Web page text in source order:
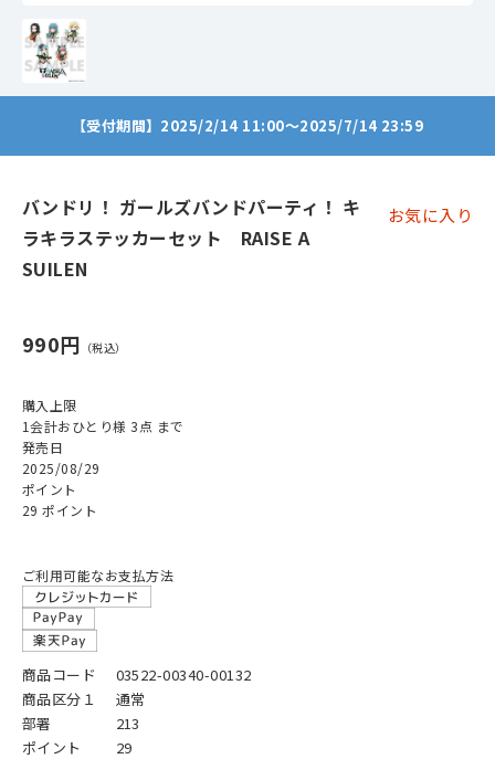
【受付期間】2025/2/14 11:00～2025/7/14 23:59
バンドリ！ ガールズバンドパーティ！ キ
ラキラステッカーセット RAISE A
SUILEN
お気に入り
990円
購入上限
1会計おひとり様 3点 まで
発売日
2025/08/29
ポイント
29 ポイント
ご利用可能なお支払方法
商品コード
03522-00340-00132
商品区分１
通常
部署
213
ポイント
29